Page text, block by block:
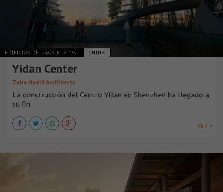
EDIFICIOS DE USOS MIXTOS CHINA
Yidan Center
Zaha Hadid Architects
La construcción del Centro Yidan en Shenzhen ha llegado a
su fin.
VER +